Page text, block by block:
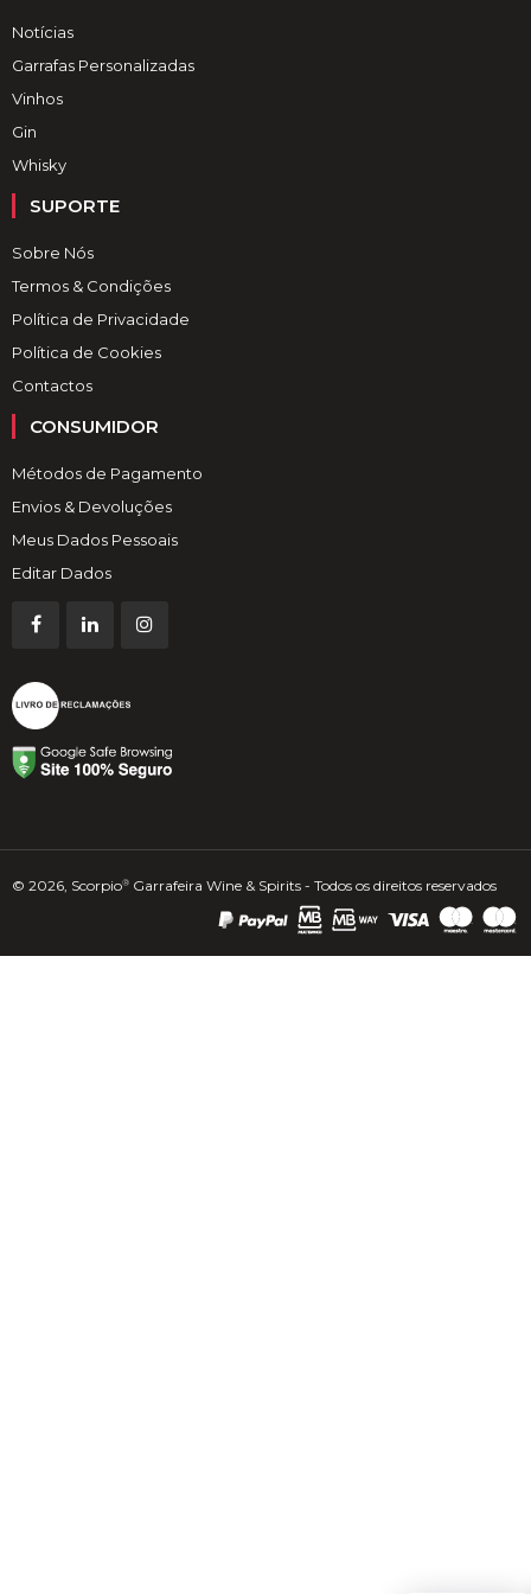
Notícias
Garrafas Personalizadas
Vinhos
Gin
Whisky
SUPORTE
Sobre Nós
Termos & Condições
Política de Privacidade
Política de Cookies
Contactos
CONSUMIDOR
Métodos de Pagamento
Envios & Devoluções
Meus Dados Pessoais
Editar Dados
© 2026, Scorpio® Garrafeira Wine & Spirits - Todos os direitos reservados